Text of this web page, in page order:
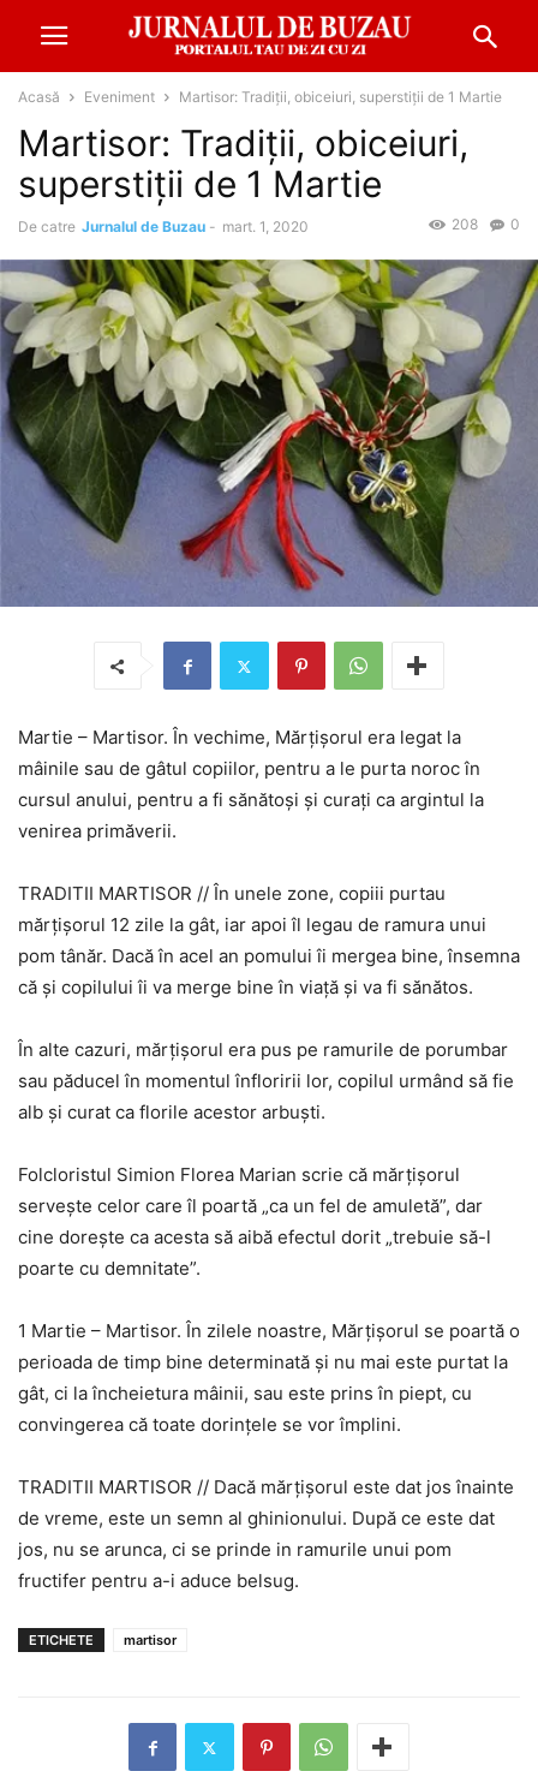
Acasă Eveniment Martisor: Tradiţii, obiceiuri, superstiţii de 1 Martie
Martisor: Tradiţii, obiceiuri,
superstiţii de 1 Martie
De catre Jurnalul de Buzau - mart. 1, 2020 0
208
Martie – Martisor. În vechime, Mărţişorul era legat la
mâinile sau de gâtul copiilor, pentru a le purta noroc în
cursul anului, pentru a fi sănătoşi şi curaţi ca argintul la
venirea primăverii.
TRADITII MARTISOR // În unele zone, copiii purtau
mărţişorul 12 zile la gât, iar apoi îl legau de ramura unui
pom tânăr. Dacă în acel an pomului îi mergea bine, însemna
că şi copilului îi va merge bine în viaţă şi va fi sănătos.
În alte cazuri, mărţişorul era pus pe ramurile de porumbar
sau păducel în momentul înfloririi lor, copilul urmând să fie
alb şi curat ca florile acestor arbuşti.
Folcloristul Simion Florea Marian scrie că mărţişorul
serveşte celor care îl poartă „ca un fel de amuletă”, dar
cine doreşte ca acesta să aibă efectul dorit „trebuie să-l
poarte cu demnitate”.
1 Martie – Martisor. În zilele noastre, Mărţişorul se poartă o
perioada de timp bine determinată şi nu mai este purtat la
gât, ci la încheietura mâinii, sau este prins în piept, cu
convingerea că toate dorinţele se vor împlini.
TRADITII MARTISOR // Dacă mărțișorul este dat jos înainte
de vreme, este un semn al ghinionului. După ce este dat
jos, nu se arunca, ci se prinde in ramurile unui pom
fructifer pentru a-i aduce belsug.
ETICHETE martisor